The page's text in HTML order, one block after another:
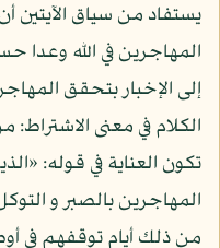
يستفاد من سياق الآيتين
المهاجرين في الله وعدا
إلى الإخبار بتحقق
الكلام في معنى الاشتراط:
تكون العناية في قوله:
المهاجرين بالصبر و
من ذلك أيام توقفهم في